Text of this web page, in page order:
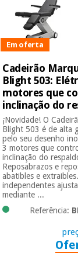
Ortopedia
Instrumental
cirúrgico
(liquidação)
Em oferta
Cadeirão
Blight 503:
motores que
inclinação do
¡Novidade! O
Blight 503 é de alta
pelo seu desenho
3 motores que
inclinação do
Reposabrazos e
abatibles e
independentes
mediante ...
Referência: